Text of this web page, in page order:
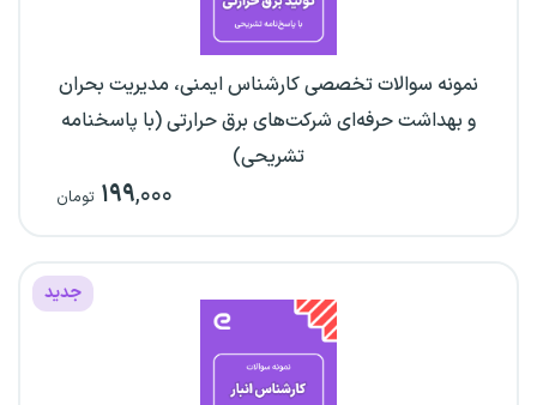
نمونه سوالات تخصصی کارشناس ایمنی، مدیریت بحران
و بهداشت حرفه‌ای شرکت‌های برق حرارتی (با پاسخنامه
تشریحی)
۱۹۹,۰۰۰ تومان
جدید